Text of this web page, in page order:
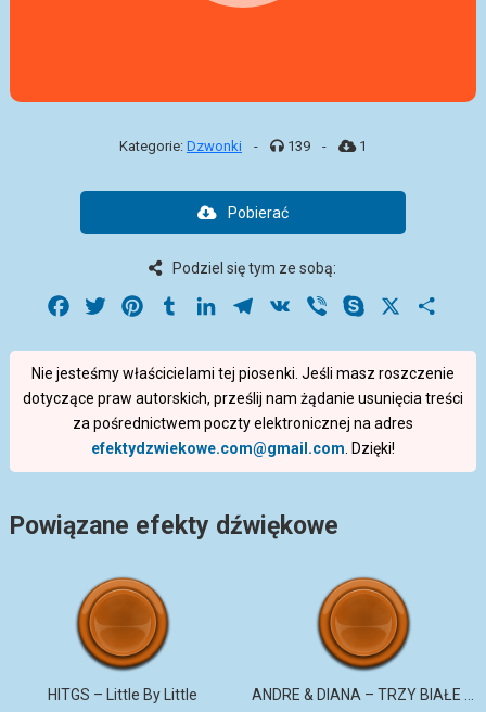
Kategorie: Dzwonki - 139 - 1
Pobierać
Podziel się tym ze sobą:
Facebook
Twitter PinterestTumblrLinkedInTelegram
VK Viber Skype
Nie jesteśmy właścicielami tej piosenki. Jeśli masz roszczenie
dotyczące praw autorskich, prześlij nam żądanie usunięcia treści
za pośrednictwem poczty elektronicznej na adres
efektydzwiekowe.com@gmail.com . Dzięki!
Powiązane efekty dźwiękowe
HITGS – Little By Little